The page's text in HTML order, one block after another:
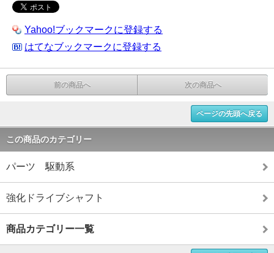
Yahoo!ブックマークに登録する
はてなブックマークに登録する
前の商品へ 次の商品へ
ページの先頭へ戻る
この商品のカテゴリー
パーツ 駆動系
強化ドライブシャフト
商品カテゴリー一覧